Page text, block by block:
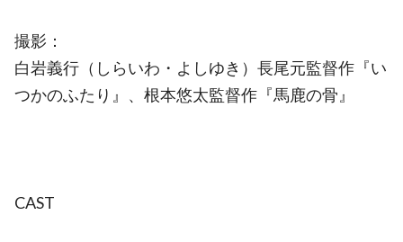
撮影：
白岩義行（しらいわ・よしゆき）長尾元監督作『い
つかのふたり』、根本悠太監督作『馬鹿の骨』
CAST